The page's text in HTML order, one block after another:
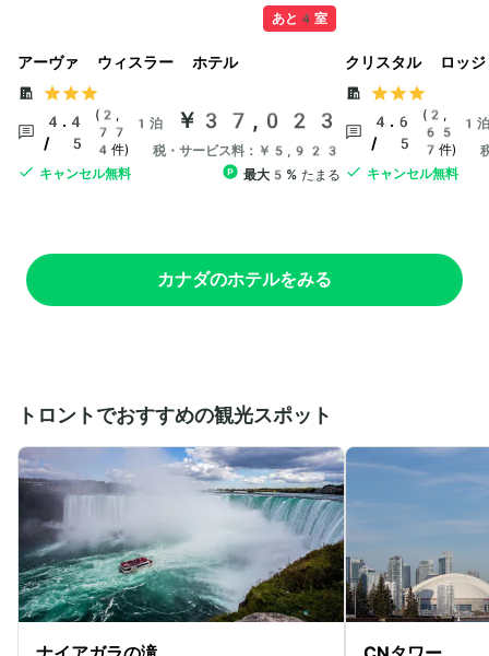
あと4室
アーヴァ ウィスラー ホテル
4.4
/ 5
(2,
77
4件)
キャンセル無料
1泊 ￥37,023
税・サービス料：￥5,923
最大5% たまる
クリスタル ロッジ
4.6
/ 5
(2,
65
7件)
キャンセル無料
1泊
カナダのホテルをみる
トロントでおすすめの観光スポット